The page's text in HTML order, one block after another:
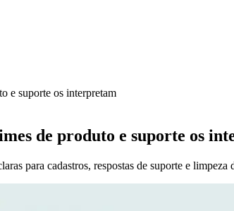
e suporte os interpretam
de produto e suporte os
para cadastros, respostas de suporte e limpeza